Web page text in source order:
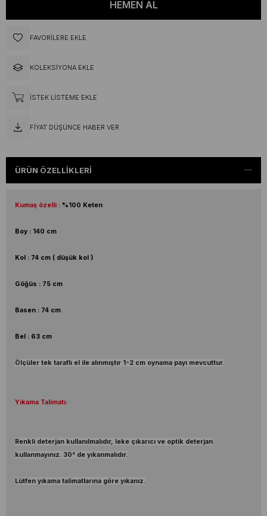
FAVORILERE EKLE
KOLEKSIYONA EKLE
İSTEK LISTEME EKLE
FIYAT DÜŞÜNCE HABER VER
ÜRÜN ÖZELLIKLERI
Kumaş özelli : %100 Keten
Boy : 140 cm
Kol : 74 cm ( düşük kol )
Göğüs : 75 cm
Basen : 74 cm
Bel : 63 cm
Ölçüler tek taraflı el ile alınmıştır 1-2 cm oynama payı mevcuttur.
Yıkama Talimatı:
Renkli deterjan kullanılmalıdır, leke çıkarıcı ve optik deterjan
kullanmayınız. 30° de yıkanmalıdır.
Lütfen yıkama talimatlarına göre yıkanız.